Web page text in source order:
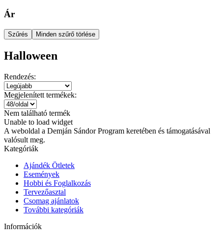
Ár
Szűrés Minden szűrő törlése
Halloween
Rendezés:
Megjelenített termékek:
Nem található termék
Unable to load widget
A weboldal a Demján Sándor Program keretében és támogatásával
valósult meg.
Kategóriák
Ajándék Ötletek
Események
Hobbi és Foglalkozás
Tervezőasztal
Csomag ajánlatok
További kategóriák
Információk